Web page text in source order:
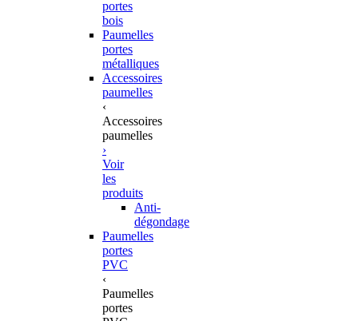
portes
bois
Paumelles
portes
métalliques
Accessoires
paumelles
‹
Accessoires
paumelles
›
Voir
les
produits
Anti-
dégondage
Paumelles
portes
PVC
‹
Paumelles
portes